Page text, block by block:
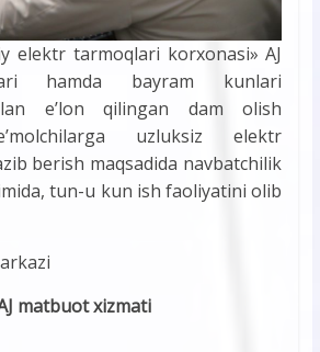
elektr tarmoqlari korxonasi» AJ
hamda bayram kunlari
e’lon qilingan dam olish
uzluksiz elektr
berish maqsadida navbatchilik
tun-u kun ish faoliyatini olib
matbuot xizmati